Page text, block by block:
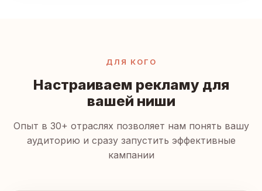
ДЛЯ КОГО
Настраиваем рекламу для
вашей ниши
Опыт в 30+ отраслях позволяет нам понять вашу
аудиторию и сразу запустить эффективные
кампании